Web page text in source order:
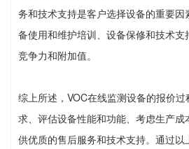
务和技术支持是客户选择设备的重要
备使用和维护培训、设备保修和技术
竞争力和附加值。
综上所述，VOC在线监测设备的报价
求、评估设备性能和功能、考虑生产
供优质的售后服务和技术支持。通过以